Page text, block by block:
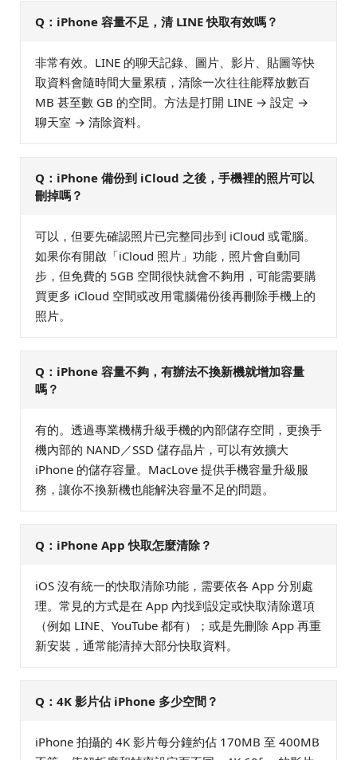
Q：iPhone 容量不足，清 LINE 快取有效嗎？
非常有效。LINE 的聊天記錄、圖片、影片、貼圖等快
取資料會隨時間大量累積，清除一次往往能釋放數百
MB 甚至數 GB 的空間。方法是打開 LINE → 設定 →
聊天室 → 清除資料。
Q：iPhone 備份到 iCloud 之後，手機裡的照片可以
刪掉嗎？
可以，但要先確認照片已完整同步到 iCloud 或電腦。
如果你有開啟「iCloud 照片」功能，照片會自動同
步，但免費的 5GB 空間很快就會不夠用，可能需要購
買更多 iCloud 空間或改用電腦備份後再刪除手機上的
照片。
Q：iPhone 容量不夠，有辦法不換新機就增加容量
嗎？
有的。透過專業機構升級手機的內部儲存空間，更換手
機內部的 NAND／SSD 儲存晶片，可以有效擴大
iPhone 的儲存容量。MacLove 提供手機容量升級服
務，讓你不換新機也能解決容量不足的問題。
Q：iPhone App 快取怎麼清除？
iOS 沒有統一的快取清除功能，需要依各 App 分別處
理。常見的方式是在 App 內找到設定或快取清除選項
（例如 LINE、YouTube 都有）；或是先刪除 App 再重
新安裝，通常能清掉大部分快取資料。
Q：4K 影片佔 iPhone 多少空間？
iPhone 拍攝的 4K 影片每分鐘約佔 170MB 至 400MB